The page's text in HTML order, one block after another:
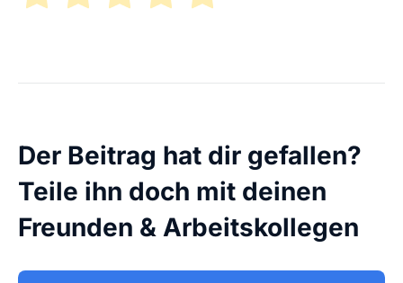
Der Beitrag hat dir gefallen?
Teile ihn doch mit deinen
Freunden & Arbeitskollegen